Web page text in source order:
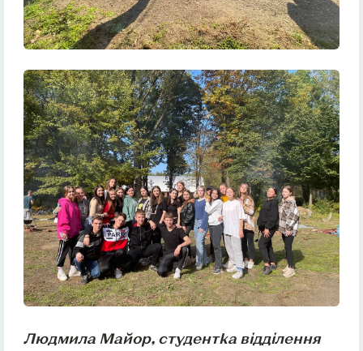
Людмила Майор, студентка відділення